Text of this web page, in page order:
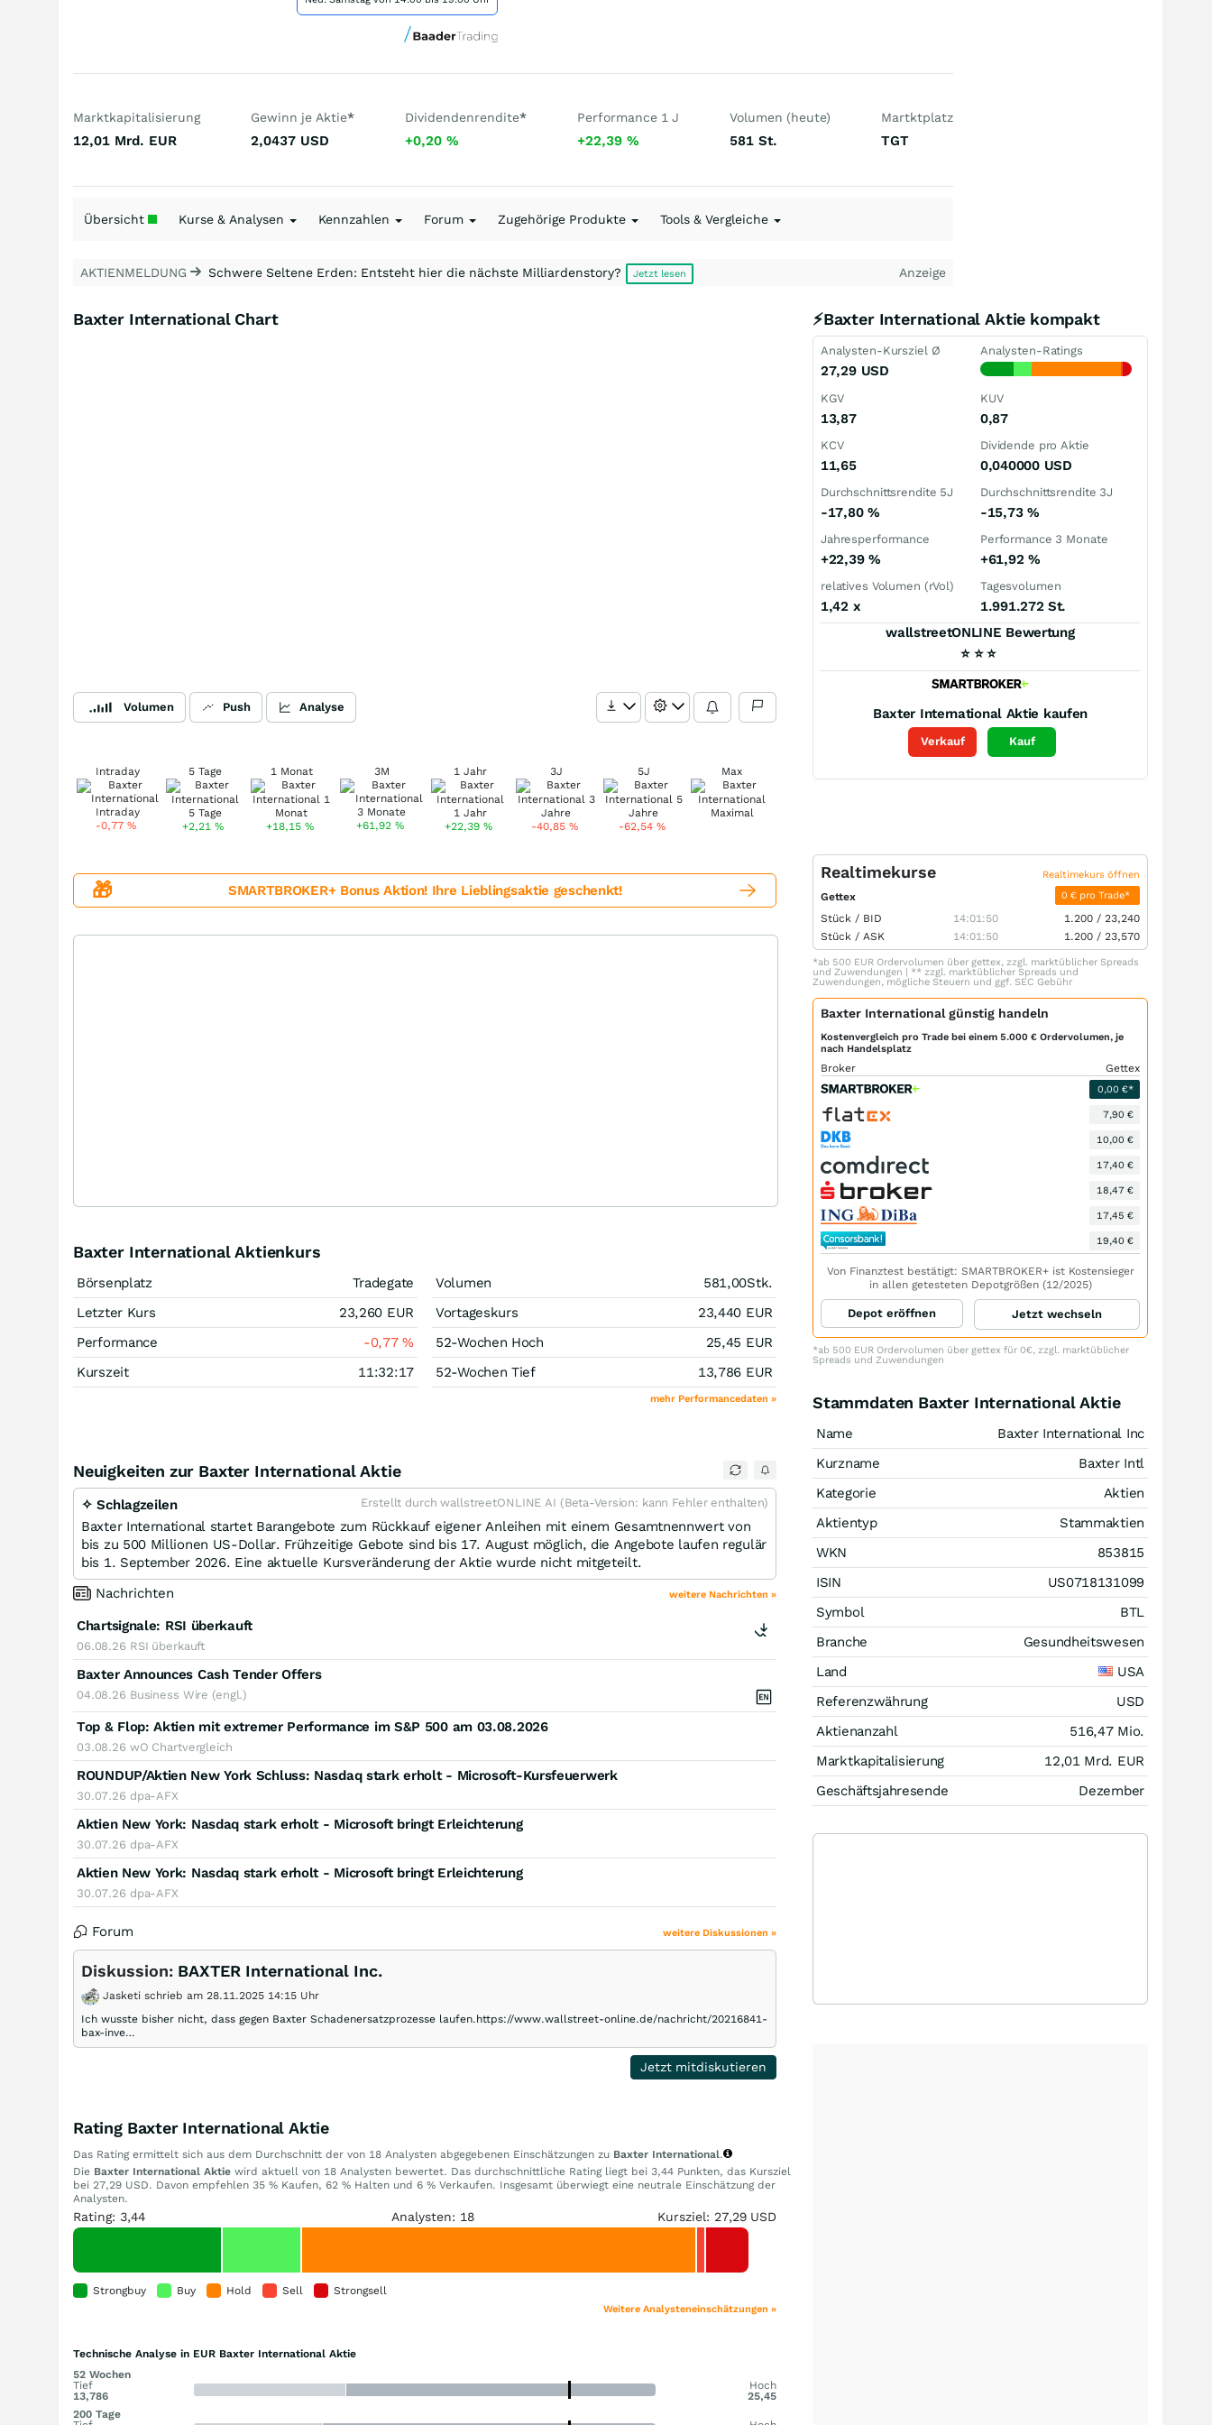
Marktkapitalisierung
12,01 Mrd. EUR
Gewinn je Aktie*
2,0437 USD
Dividendenrendite*
+0,20 %
Performance 1 J
+22,39 %
Volumen (heute)
581 St.
Martktplatz
TGT
Übersicht Kurse & Analysen Kennzahlen Forum Zugehörige Produkte Tools & Vergleiche
AKTIENMELDUNG Schwere Seltene Erden: Entsteht hier die nächste Milliardenstory? Jetzt lesen Anzeige
Baxter International Chart
Volumen Push Analyse
Intraday
-0,77%
5 Tage
+2,21%
1 Monat
+18,15 %
3M
+61,92 %
1 Jahr
+22,39 %
3J
-40,85 %
5J
-62,54 %
Max
⚡Baxter International Aktie kompakt
Analysten-Kursziel Ø
27,29 USD
Analysten-Ratings
KGV
13,87
KUV
0,87
KCV
11,65
Dividende pro Aktie
0,040000 USD
Durchschnittsrendite 5J
-17,80 %
Durchschnittsrendite 3J
-15,73 %
Jahresperformance
+22,39 %
Performance 3 Monate
+61,92 %
relatives Volumen (rVol)
1,42 x
Tagesvolumen
1.991.272 St.
wallstreetONLINE Bewertung
⭐ ⭐ ⭐
Baxter International Aktie kaufen
Verkauf Kauf
🎁 SMARTBROKER+ Bonus Aktion! Ihre Lieblingsaktie geschenkt!
Baxter International Aktienkurs
Börsenplatz
Tradegate
Letzter Kurs
23,260 EUR
Performance
-0,77%
Kurszeit
11:32:17
Volumen 581,00Stk.
Vortageskurs
23,440 EUR
52-Wochen Hoch
25,45 EUR
52-Wochen Tief
13,786 EUR
mehr Performancedaten »
Neuigkeiten zur Baxter International Aktie
✧ Schlagzeilen Erstellt durch wallstreetONLINE AI (Beta-Version: kann Fehler enthalten)
Baxter International startet Barangebote zum Rückkauf eigener Anleihen mit einem Gesamtnennwert von
bis zu 500 Millionen US-Dollar. Frühzeitige Gebote sind bis 17. August möglich, die Angebote laufen regulär
bis 1. September 2026. Eine aktuelle Kursveränderung der Aktie wurde nicht mitgeteilt.
Nachrichten
weitere Nachrichten »
Chartsignale: RSI überkauft
06.08.26 RSI überkauft
Baxter Announces Cash Tender Offers
04.08.26 Business Wire (engl.)
Top & Flop: Aktien mit extremer Performance im S&P 500 am 03.08.2026
03.08.26 wO Chartvergleich
ROUNDUP/Aktien New York Schluss: Nasdaq stark erholt - Microsoft-Kursfeuerwerk
30.07.26 dpa-AFX
Aktien New York: Nasdaq stark erholt - Microsoft bringt Erleichterung
30.07.26 dpa-AFX
Aktien New York: Nasdaq stark erholt - Microsoft bringt Erleichterung
30.07.26 dpa-AFX
Forum weitere Diskussionen »
Diskussion: BAXTER International Inc.
Jasketi schrieb am 28.11.2025 14:15 Uhr
Ich wusste bisher nicht, dass gegen Baxter Schadenersatzprozesse laufen.https://www.wallstreet-online.de/nachricht/20216841-
bax-inve…
Jetzt mitdiskutieren
Rating Baxter International Aktie
Das Rating ermittelt sich aus dem Durchschnitt der von 18 Analysten abgegebenen Einschätzungen zu Baxter International.
Die Baxter International Aktie wird aktuell von 18 Analysten bewertet. Das durchschnittliche Rating liegt bei 3,44 Punkten, das Kursziel
bei 27,29 USD. Davon empfehlen 35 % Kaufen, 62 % Halten und 6 % Verkaufen. Insgesamt überwiegt eine neutrale Einschätzung der
Analysten.
Rating: 3,44 Analysten: 18 Kursziel: 27,29 USD
Strongbuy Buy Hold Sell Strongsell
Weitere Analysteneinschätzungen »
Technische Analyse in EUR Baxter International Aktie
52 Wochen
Tief
13,786
Hoch
25,45
200 Tage
Realtimekurse Realtimekurs öffnen
Gettex 0 € pro Trade*
Stück / BID 14:01:50 1.200 / 23,240
Stück / ASK 14:01:50 1.200 / 23,570
*ab 500 EUR Ordervolumen über gettex, zzgl. marktüblicher Spreads
und Zuwendungen | ** zzgl. marktüblicher Spreads und
Zuwendungen, mögliche Steuern und ggf. SEC Gebühr
Baxter International günstig handeln
Kostenvergleich pro Trade bei einem 5.000 € Ordervolumen, je
nach Handelsplatz
Broker Gettex
0,00 €*
7,90 €
10,00 €
17,40 €
18,47 €
17,45 €
19,40 €
Von Finanztest bestätigt: SMARTBROKER+ ist Kostensieger
in allen getesteten Depotgrößen (12/2025)
Depot eröffnen Jetzt wechseln
*ab 500 EUR Ordervolumen über gettex für 0€, zzgl. marktüblicher
Spreads und Zuwendungen
Stammdaten Baxter International Aktie
Name
Baxter International Inc
Kurzname
Baxter Intl
Kategorie
Aktien
Aktientyp
Stammaktien
WKN
853815
ISIN
US0718131099
Symbol
BTL
Branche
Gesundheitswesen
Land
USA
Referenzwährung
USD
Aktienanzahl
516,47 Mio.
Marktkapitalisierung
12,01 Mrd. EUR
Geschäftsjahresende
Dezember